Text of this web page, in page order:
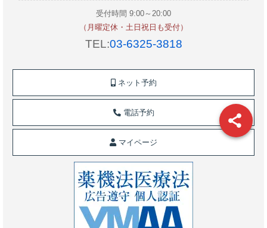
受付時間 9:00～20:00
（月曜定休・土日祝日も受付）
TEL:03-6325-3818
ネット予約
電話予約
マイページ